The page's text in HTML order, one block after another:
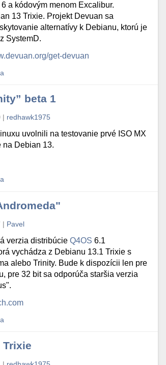
a kódovým menom Excalibur.
13 Trixie. Projekt Devuan sa
alternatívy k Debianu, ktorú je
SystemD.
get-devuan
beta 1
| redhawk1975
uvolnili na testovanie prvé ISO MX
na Debian 13.
| Pavel
verzia distribúcieQ4OS 6.1
vychádza z Debianu 13.1 Trixie s
alebo Trinity. Bude k dispozícii len pre
pre 32 bit sa odporúča staršia verzia
Trixie